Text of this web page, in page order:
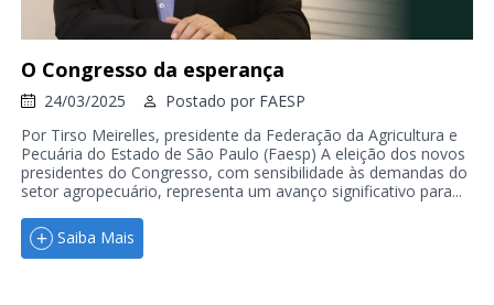
O Congresso da esperança
24/03/2025 Postado por FAESP
Por Tirso Meirelles, presidente da Federação da Agricultura e
Pecuária do Estado de São Paulo (Faesp) A eleição dos novos
presidentes do Congresso, com sensibilidade às demandas do
setor agropecuário, representa um avanço significativo para...
Saiba Mais